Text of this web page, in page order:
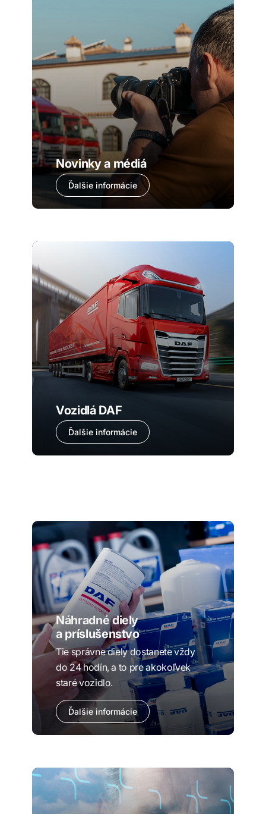
Novinky a médiá
Ďalšie informácie
Vozidlá DAF
Ďalšie informácie
Náhradné diely
a príslušenstvo
Tie správne diely dostanete vždy
do 24 hodín, a to pre akokoľvek
staré vozidlo.
Ďalšie informácie